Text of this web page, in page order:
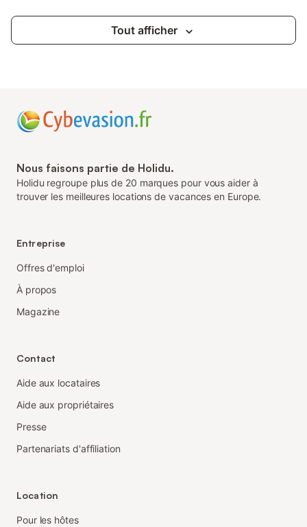
Tout afficher
Nous faisons partie de Holidu.
Holidu regroupe plus de 20 marques pour vous aider à
trouver les meilleures locations de vacances en Europe.
Entreprise
Offres d'emploi
À propos
Magazine
Contact
Aide aux locataires
Aide aux propriétaires
Presse
Partenariats d'affiliation
Location
Pour les hôtes